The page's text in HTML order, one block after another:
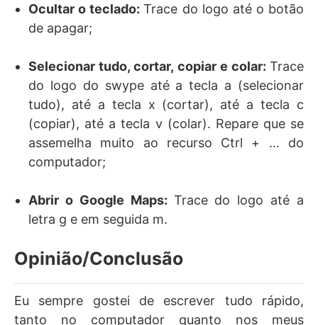
Ocultar o teclado:Trace do logo até o botão
de apagar;
Selecionar tudo, cortar, copiar e colar: Trace
do logo do swype até a tecla a (selecionar
tudo), até a tecla x (cortar), até a tecla c
(copiar), até a tecla v (colar). Repare que se
assemelha muito ao recurso Ctrl + … do
computador;
Abrir o Google Maps: Trace do logo até a
letra g e em seguida m.
Opinião/Conclusão
Eu sempre gostei de escrever tudo rápido,
tanto no computador quanto nos meus